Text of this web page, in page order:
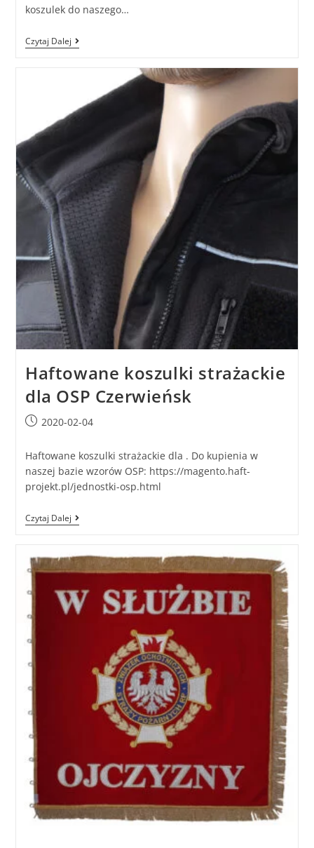
koszulek do naszego…
Czytaj Dalej
Haftowane koszulki strażackie
dla OSP Czerwieńsk
2020-02-04
Haftowane koszulki strażackie dla . Do kupienia w
naszej bazie wzorów OSP: https://magento.haft-
projekt.pl/jednostki-osp.html
Czytaj Dalej